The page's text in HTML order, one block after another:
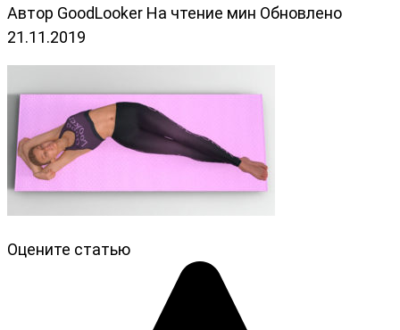
Автор GoodLooker На чтение мин Обновлено
21.11.2019
Оцените статью